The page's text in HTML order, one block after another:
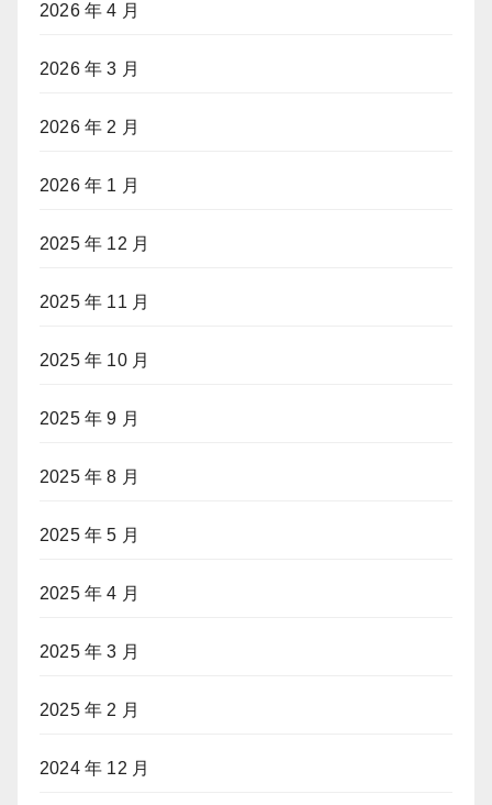
2026 年 4 月
2026 年 3 月
2026 年 2 月
2026 年 1 月
2025 年 12 月
2025 年 11 月
2025 年 10 月
2025 年 9 月
2025 年 8 月
2025 年 5 月
2025 年 4 月
2025 年 3 月
2025 年 2 月
2024 年 12 月